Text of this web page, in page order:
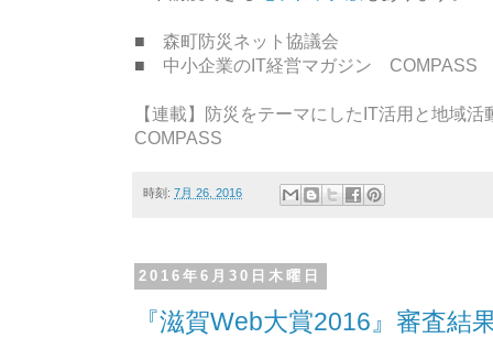
■ 森町防災ネット協議会
■ 中小企業のIT経営マガジン COMPASS
【連載】防災をテーマにしたIT活用と地域
COMPASS
時刻: 7月 26, 2016
2016年6月30日木曜日
『滋賀Web大賞2016』審査結